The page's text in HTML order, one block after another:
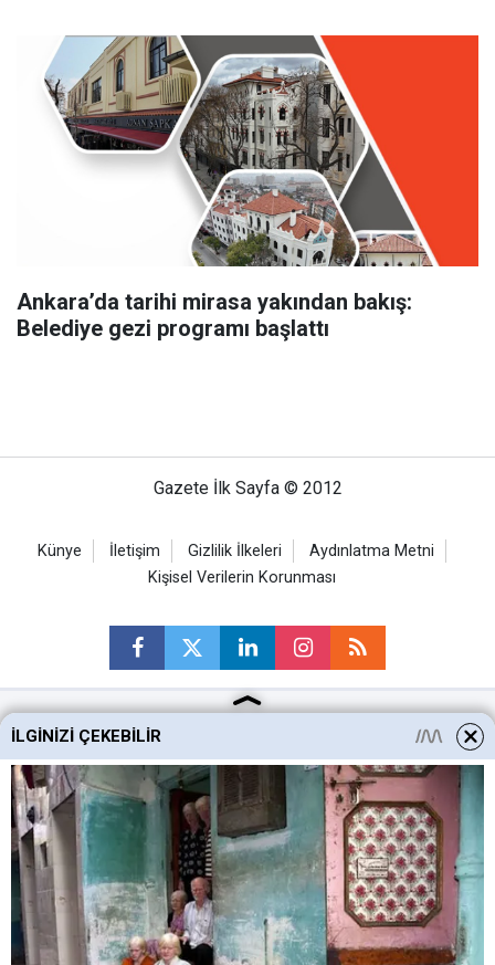
Ankara’da tarihi mirasa yakından bakış:
Belediye gezi programı başlattı
Gazete İlk Sayfa © 2012
Künye İletişim Gizlilik İlkeleri
Aydınlatma Metni
Kişisel Verilerin Korunması
Ankara Haberleri
Keçiören Haberleri
Altındağ Haberleri
Sincan Haberleri
Mamak Haberleri
İLGINIZI ÇEKEBILIR